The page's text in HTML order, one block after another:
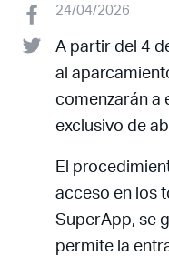
24/04/2026
A partir del 4
al
comenzarán a
exclusivo de
El
acceso en los
SuperApp, se
permite la